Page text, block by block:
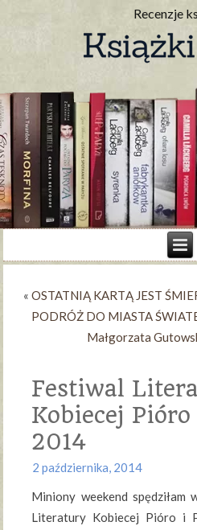
Recenzje
«OSTATNIĄ KARTĄ JEST
PODRÓŻ DO MIASTA
Małgorzata
Festiwal
Kobiecej
2014
2 października, 2014
Miniony weekend spędziłam
Literatury Kobiecej Pióro i